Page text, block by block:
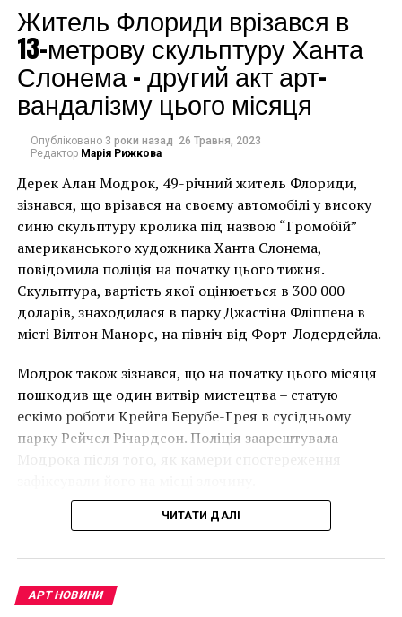
«Я хочу пригласить
всех желающих
приехать сюда,
пригласить
израильских граждан,
чтобы они посетили
нас здесь», —
прокомментировал
менеджер Wisam Salsaa.
Отель открывает свои двери для гостей 20 марта, а
бронирование будет проводиться через веб-сайт.
Любителям посещатьспа отелипребывание в отеле
Facebook
Twitter
Pinterest
WhatsApp
ViberTelegram
Copy
Link
Чоловік позує під макетом чайки, яка ось-ось
накинеться на упаковку чіпсів – сюжет графіті, що
має ознаки вуличного художника Бенксі, на стіні в
Лоустофті на східному узбережжі Англії 8 серпня 2021
року. (Фото Джастіна Талліса / AFP)
В інтерв’ю “Таймс” пан Куттс сказав:
“Спочатку це було
неймовірно, але з
розвитком подій це
стало надзвичайно
впевнений, що Бенксі
усвідомлює
непередбачувані
наслідки для власників
Житель Флориди врізався в
13-метрову скульптуру Ханта
Слонема – другий акт арт-
вандалізму цього місяця
Опубліковано 3 роки назад 26 Травня, 2023
Редактор Марія Рижкова
Дерек Алан Модрок, 49-річний житель Флориди,
зізнався, що врізався на своєму автомобілі у високу
синю скульптуру кролика під назвою “Громобій”
американського художника Ханта Слонема,
повідомила поліція на початку цього тижня.
Скульптура, вартість якої оцінюється в 300 000
доларів, знаходилася в парку Джастіна Фліппена в
місті Вілтон Манорс, на північ від Форт-Лодердейла.
Модрок також зізнався, що на початку цього місяця
пошкодив ще один витвір мистецтва – статую
ескімо роботи Крейга Берубе-Грея в сусідньому
парку Рейчел Річардсон. Поліція заарештувала
Модрока після того, як камери спостереження
ЧИТАТИ ДАЛІ
АРТ НОВИНИ